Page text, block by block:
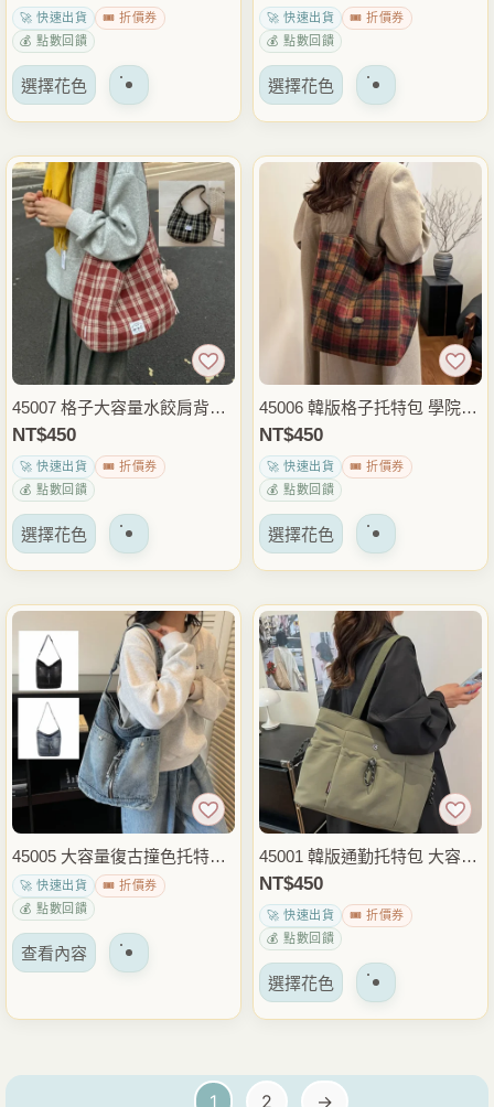
上
擇
上
擇
包 日常通勤外出穿搭包
🚀 快速出貨
🎟️ 折價券
💰 點數回饋
選擇花色 該
有
多
種
變
體。
可
以
在
產
頁
上
擇
包 日常通勤外出穿搭包
🚀 快速出貨
🎟️ 折價券
💰 點數回饋
選擇花色 該
有
多
種
變
體。
可
以
在
產
頁
上
擇
45007 格子大容量水餃肩背包
休閒側背包 托特包 多物收納
包 日常通勤外出穿搭包
NT$450
🚀 快速出貨
🎟️ 折價券
💰 點數回饋
選擇花色 該
有
變
體。
可
以
在
頁
面
選
45006 韓版格子托特包 學院風
大容量肩背包 休閒手提包 上
課通勤外出穿搭包
NT$450
🚀 快速出貨
🎟️ 折價券
💰 點數回饋
選擇花色 該
有
多
種
變
體。
可
以
產
頁
上
擇
45005 大容量復古撞色托特包
牛仔休閒肩背包 手提袋 日常
通勤外出穿搭包
🚀 快速出貨
🎟️ 折價券
💰 點數回饋
查看內容
45001 韓版通勤托特包 大容量
尼龍肩背包 休閒手提包 上班
上課外出收納包
NT$450
🚀 快速出貨
🎟️ 折價券
💰 點數回饋
選擇花色 該
多
1 2 →